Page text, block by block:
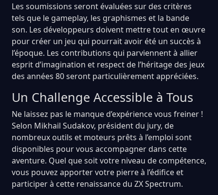
Les soumissions seront évaluées sur des critères
tels que le gameplay, les graphismes et la bande
son. Les développeurs doivent mettre tout en œuvre
pour créer un jeu qui pourrait avoir été un succès à
l’époque. Les contributions qui parviennent à allier
esprit d’imagination et respect de l’héritage des jeux
des années 80 seront particulièrement appréciées.
Un Challenge Accessible à Tous
Ne laissez pas le manque d’expérience vous freiner !
Selon Mikhail Sudakov, président du jury, de
nombreux outils et moteurs prêts à l’emploi sont
disponibles pour vous accompagner dans cette
aventure. Quel que soit votre niveau de compétence,
vous pouvez apporter votre pierre à l’édifice et
participer à cette renaissance du ZX Spectrum.